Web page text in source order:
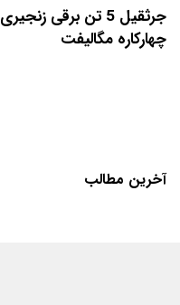
جرثقیل 5 تن برقی زنجیری
چهارکاره مگالیفت
آخرین مطالب